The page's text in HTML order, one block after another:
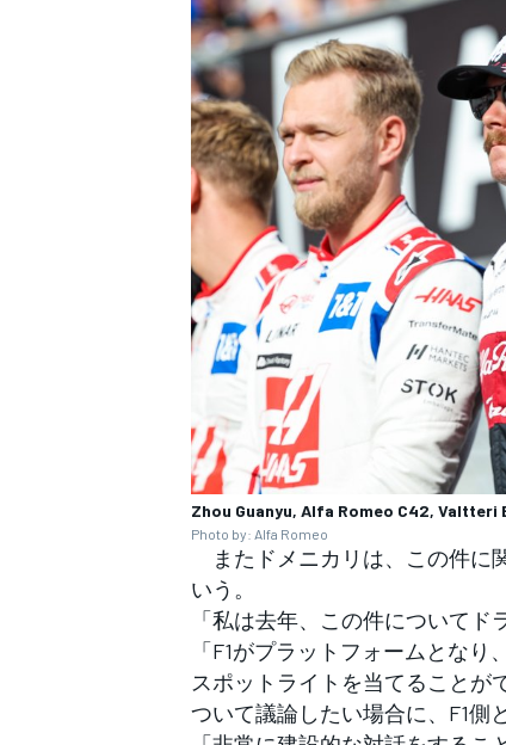
すべてのカテゴリー
Zhou Guanyu, Alfa Romeo C42,
Photo by: Alfa Romeo
またドメニカリは、この件に
いう。
「私は去年、この件についてド
「F1がプラットフォームとな
スポットライトを当てることが
ついて議論したい場合に、F1側